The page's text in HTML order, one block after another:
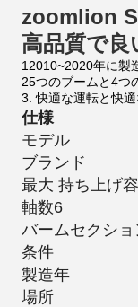
zoomlion
高品質で良
12010~2020年に製
25つのブームと4つ
3. 快適な運転と快
仕様
モデル
ブランド
最大 持ち上げ
軸数6
バームセクショ
条件
製造年
場所